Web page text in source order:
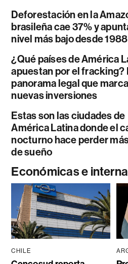
Deforestación en la
brasileña cae 37% y
nivel más bajo desde 1988
¿Qué países de América
apuestan por el fracking?
panorama legal que
nuevas inversiones
Estas son las ciudades de
América Latina donde el
nocturno hace perder
de sueño
Económicas e
CHILE